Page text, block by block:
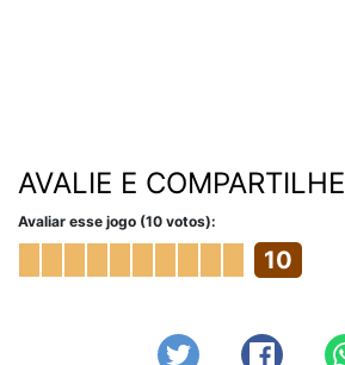
AVALIE E COMPARTILHE
Avaliar esse jogo (10 votos):
10